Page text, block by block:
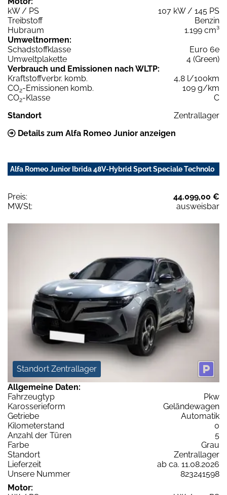
kW / PS
107 kW / 145 PS
Treibstoff
Benzin
Hubraum
1.199 cm³
Umweltnormen:
Schadstoffklasse
Euro 6e
Umweltplakette
4 (Green)
Verbrauch und Emissionen nach WLTP:
Kraftstoffverbr. komb.
4,8 l/100km
CO2-Emissionen komb.
109 g/km
CO2-Klasse
C
Standort
Zentrallager
Details zum Alfa Romeo Junior anzeigen
Alfa Romeo Junior Ibrida 48V-Hybrid Sport Speciale Technolo
Preis:
44.099,00 €
MWSt:
ausweisbar
Standort Zentrallager
Allgemeine Daten:
Fahrzeugtyp
Pkw
Karosserieform
Geländewagen
Getriebe
Automatik
Kilometerstand
0
Anzahl der Türen
5
Farbe
Grau
Standort
Zentrallager
Lieferzeit
ab ca. 11.08.2026
Unsere Nummer
823241598
Motor: